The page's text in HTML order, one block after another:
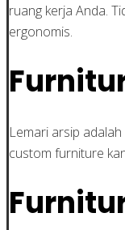
ruang kerja Anda.
ergonomis.
Lemari arsip
custom furniture